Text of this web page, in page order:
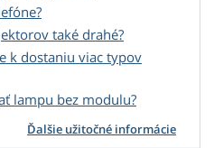
také drahé?
k dostaniu viac typov
lampu bez modulu?
Ďalšie užitočné informácie